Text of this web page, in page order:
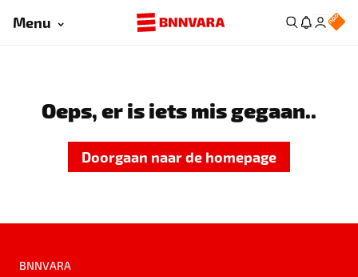
Menu
Oeps, er is iets mis gegaan..
Doorgaan naar de homepage
BNNVARA